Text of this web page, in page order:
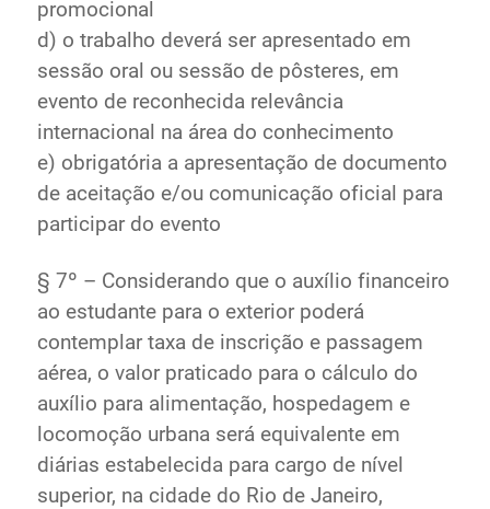
promocional
d) o trabalho deverá ser apresentado em
sessão oral ou sessão de pôsteres, em
evento de reconhecida relevância
internacional na área do conhecimento
e) obrigatória a apresentação de documento
de aceitação e/ou comunicação oficial para
participar do evento
§ 7º – Considerando que o auxílio financeiro
ao estudante para o exterior poderá
contemplar taxa de inscrição e passagem
aérea, o valor praticado para o cálculo do
auxílio para alimentação, hospedagem e
locomoção urbana será equivalente em
diárias estabelecida para cargo de nível
superior, na cidade do Rio de Janeiro,